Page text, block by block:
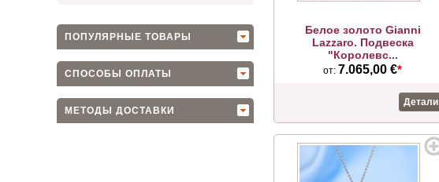
ПОПУЛЯРНЫЕ ТОВАРЫ
СПОСОБЫ ОПЛАТЫ
МЕТОДЫ ДОСТАВКИ
Белое золото Gianni
Lazzaro. Подвеска
"Королевс...
от: 7.065,00 €*
Детали